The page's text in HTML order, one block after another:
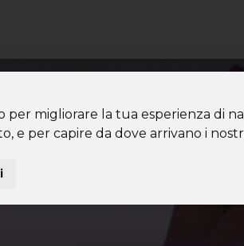
per migliorare la tua esperienza di
e per capire da dove arrivano i